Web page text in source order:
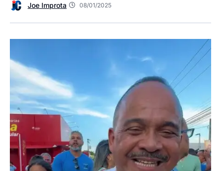
Joe Improta 08/01/2025